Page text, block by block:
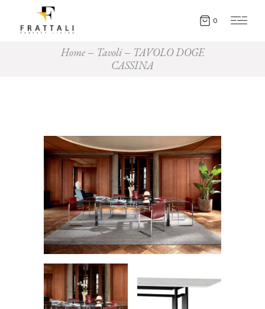
0
Home Tavoli
TAVOLO DOGE
CASSINA